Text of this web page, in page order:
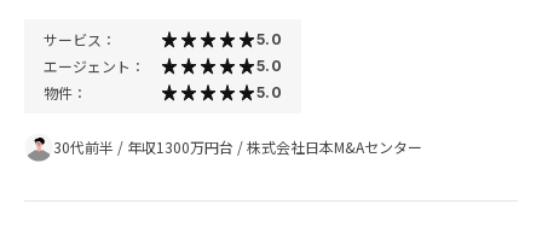
サービス： 5.0
エージェント： 5.0
物件： 5.0
30代前半 / 年収1300万円台 /株式会社日本M&Aセンター